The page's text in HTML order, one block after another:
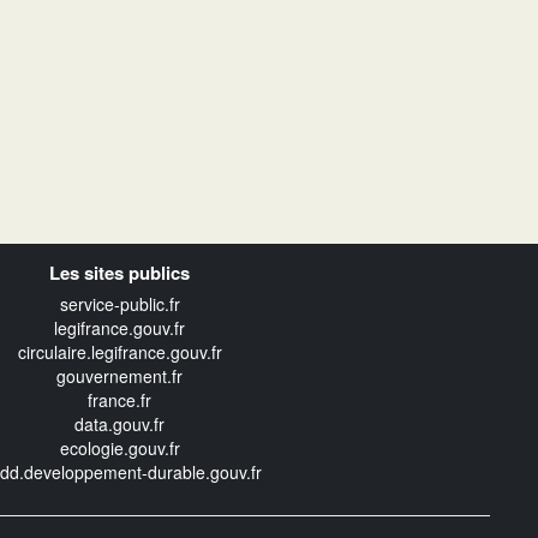
Les sites publics
service-public.fr
legifrance.gouv.fr
circulaire.legifrance.gouv.fr
gouvernement.fr
france.fr
data.gouv.fr
ecologie.gouv.fr
durable.gouv.fr